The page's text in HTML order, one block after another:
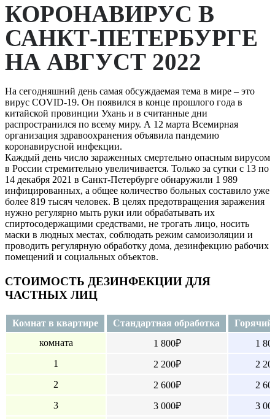
КОРОНАВИРУС В
САНКТ-ПЕТЕРБУРГЕ
НА АВГУСТ 2022
На сегодняшний день самая обсуждаемая тема в мире – это
вирус COVID-19. Он появился в конце прошлого года в
китайской провинции Ухань и в считанные дни
распространился по всему миру. А 12 марта Всемирная
организация здравоохранения объявила пандемию
коронавирусной инфекции.
Каждый день число зараженных смертельно опасным вирусом
в России стремительно увеличивается. Только за сутки с 13 по
14 декабря 2021 в Санкт-Петербурге обнаружили 1 989
инфицированных, а общее количество больных составило уже
более 819 тысяч человек. В целях предотвращения заражения
нужно регулярно мыть руки или обрабатывать их
спиртосодержащими средствами, не трогать лицо, носить
маски в людных местах, соблюдать режим самоизоляции и
проводить регулярную обработку дома, дезинфекцию рабочих
помещений и социальных объектов.
СТОИМОСТЬ ДЕЗИНФЕКЦИИ ДЛЯ
ЧАСТНЫХ ЛИЦ
Комнат в квартире Стандартная обработка
Горячий
комната
1 800₽
1
1
2 200₽
2
2
2 600₽
2
3
3 000₽
3